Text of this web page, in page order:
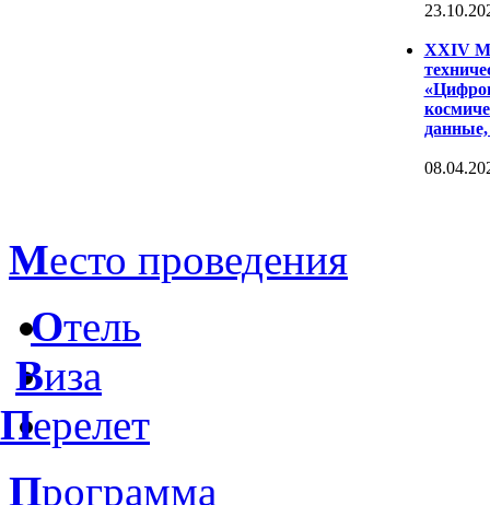
XXIV
данные,
Место проведения
Отель
Виза
Перелет
Программа